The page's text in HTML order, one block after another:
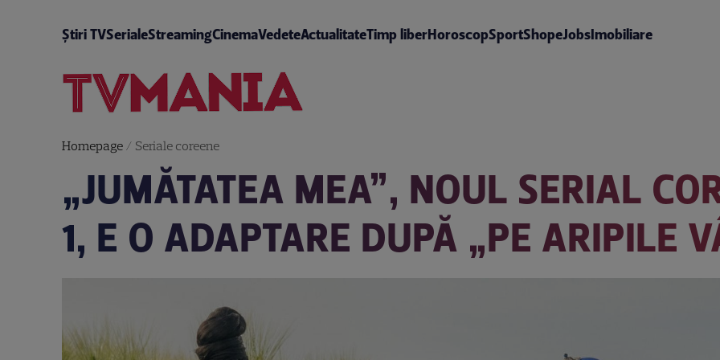
Știri TVSerialeStreamingCinemaVedeteActualitateTimp liberHoroscopSportShopeJobsImobiliare
Homepage/ Seriale coreene
„JUMĂTATEA MEA”, NOUL SERIAL
1, E O ADAPTARE DUPĂ „PE ARIPILE